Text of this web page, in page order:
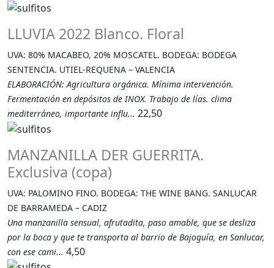
LLUVIA 2022 Blanco. Floral
UVA: 80% MACABEO, 20% MOSCATEL. BODEGA: BODEGA
SENTENCIA. UTIEL-REQUENA – VALENCIA
ELABORACIÓN: Agricultura orgánica. Mínima intervención.
Fermentación en depósitos de INOX. Trabajo de lías. clima
mediterráneo, importante influ... 22,50
MANZANILLA DER GUERRITA.
Exclusiva (copa)
UVA: PALOMINO FINO. BODEGA: THE WINE BANG. SANLUCAR
DE BARRAMEDA – CADIZ
Una manzanilla sensual, afrutadita, paso amable, que se desliza
por la boca y que te transporta al barrio de Bajoguía, en Sanlucar,
con ese cami... 4,50